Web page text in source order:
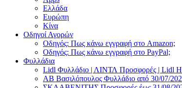
Ελλάδα
Ευρώπη
Κίνα
Οδηγοί Αγορών
Οδηγός: Πως κάνω εγγραφή στο Amazon;
Οδηγός: Πως κάνω εγγραφή στο PayPal;
Φυλλάδια
Lidl Φυλλάδιο | ΛΙΝΤΛ Προσφορές | Lidl
AB Βασιλόπουλος Φυλλάδιο από 30/07/